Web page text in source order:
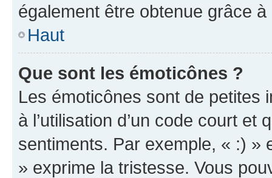
également être obtenue grâce à
Haut
Que sont les émoticônes ?
Les émoticônes sont de petites
à l’utilisation d’un code court et
sentiments. Par exemple, « :) »
» exprime la tristesse. Vous